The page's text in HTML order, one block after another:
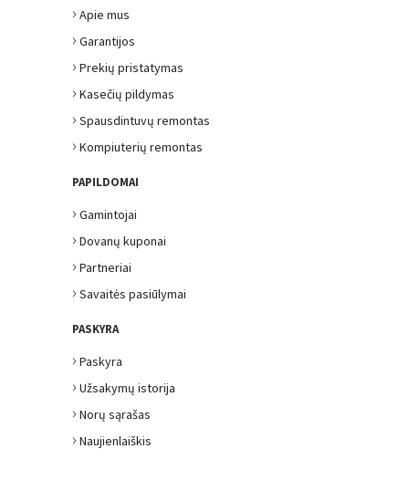
› Apie mus
› Garantijos
› Prekių pristatymas
› Kasečių pildymas
› Spausdintuvų remontas
› Kompiuterių remontas
PAPILDOMAI
› Gamintojai
› Dovanų kuponai
› Partneriai
› Savaitės pasiūlymai
PASKYRA
› Paskyra
› Užsakymų istorija
› Norų sąrašas
› Naujienlaiškis